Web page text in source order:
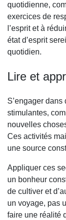
quotidienne,
exercices de
l’esprit et à
état d’esprit
quotidien.
Lire et
S’engager
stimulantes,
nouvelles
Ces activités
une source
Appliquer ces
un bonheur
de cultiver et
un voyage, pas
faire une réalité